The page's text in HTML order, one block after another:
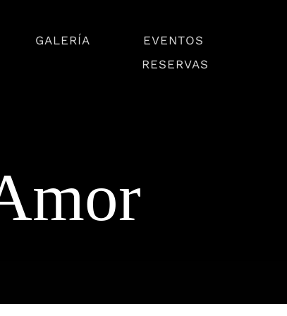
Disfruta De Nuestro
GALERÍA
EVENTOS
RESERVAS